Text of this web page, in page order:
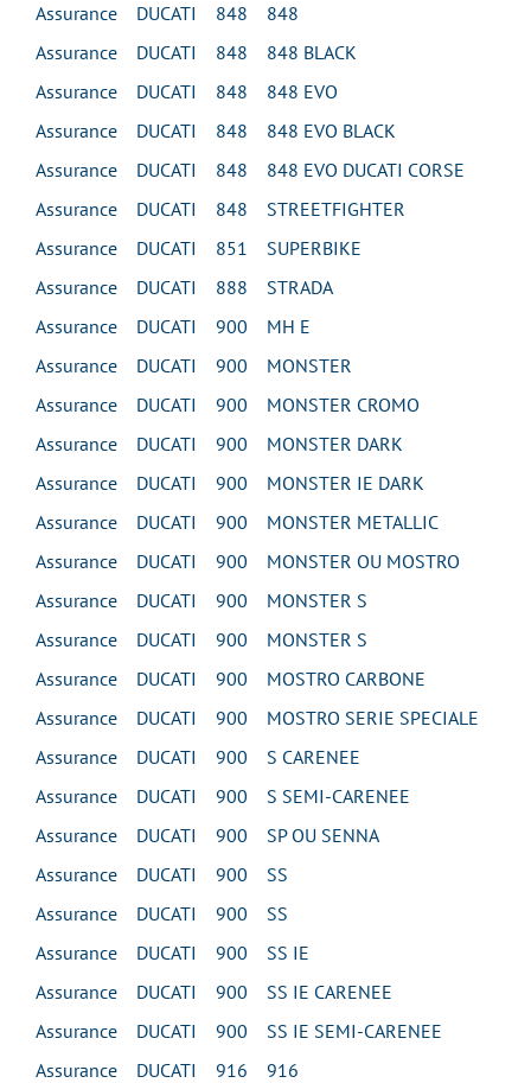
Assurance DUCATI 848 848
Assurance DUCATI 848 848 BLACK
Assurance DUCATI 848 848 EVO
Assurance DUCATI 848 848 EVO BLACK
Assurance DUCATI 848 848 EVO DUCATI CORSE
Assurance DUCATI 848 STREETFIGHTER
Assurance DUCATI 851 SUPERBIKE
Assurance DUCATI 888 STRADA
Assurance DUCATI 900 MH E
Assurance DUCATI 900 MONSTER
Assurance DUCATI 900 MONSTER CROMO
Assurance DUCATI 900 MONSTER DARK
Assurance DUCATI 900 MONSTER IE DARK
Assurance DUCATI 900 MONSTER METALLIC
Assurance DUCATI 900 MONSTER OU MOSTRO
Assurance DUCATI 900 MONSTER S
Assurance DUCATI 900 MONSTER S
Assurance DUCATI 900 MOSTRO CARBONE
Assurance DUCATI 900 MOSTRO SERIE SPECIALE
Assurance DUCATI 900 S CARENEE
Assurance DUCATI 900 S SEMI-CARENEE
Assurance DUCATI 900 SP OU SENNA
Assurance DUCATI 900 SS
Assurance DUCATI 900 SS
Assurance DUCATI 900 SS IE
Assurance DUCATI 900 SS IE CARENEE
Assurance DUCATI 900 SS IE SEMI-CARENEE
Assurance DUCATI 916 916